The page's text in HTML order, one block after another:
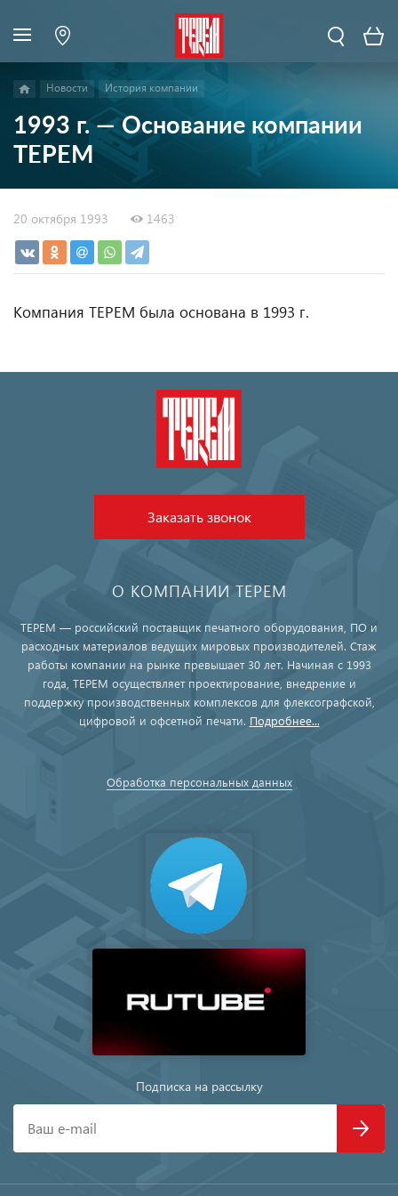
Новости История компании
1993 г. — Основание компании
ТЕРЕМ
20 октября 1993 1463
Компания ТЕРЕМ была основана в 1993 г.
Заказать звонок
О КОМПАНИИ ТЕРЕМ
ТЕРЕМ — российский поставщик печатного оборудования, ПО и
расходных материалов ведущих мировых производителей. Стаж
работы компании на рынке превышает 30 лет. Начиная с 1993
года, ТЕРЕМ осуществляет проектирование, внедрение и
поддержку производственных комплексов для флексографской,
цифровой и офсетной печати. Подробнее...
Обработка персональных данных
Подписка на рассылку
Ваш e-mail